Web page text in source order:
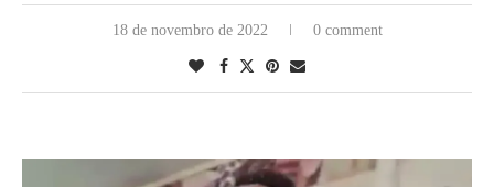
18 de novembro de 2022 0 comment